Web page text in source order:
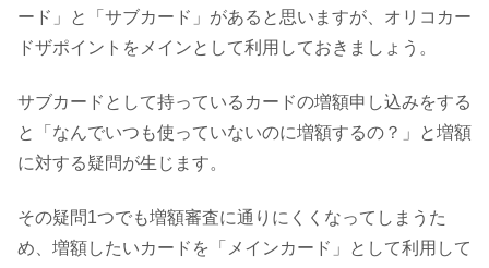
ード」と「サブカード」があると思いますが、オリコカー
ドザポイントをメインとして利用しておきましょう。
サブカードとして持っているカードの増額申し込みをする
と「なんでいつも使っていないのに増額するの？」と増額
に対する疑問が生じます。
その疑問1つでも増額審査に通りにくくなってしまうた
め、増額したいカードを「メインカード」として利用して